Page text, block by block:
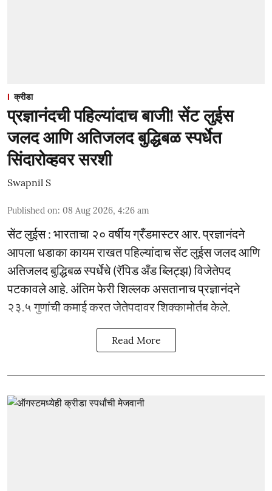
क्रीडा
प्रज्ञानंदची पहिल्यांदाच बाजी! सेंट लुईस
जलद आणि अतिजलद बुद्धिबळ स्पर्धेत
सिंदारोव्हवर सरशी
Swapnil S
Published on: 08 Aug 2026, 4:26 am
सेंट लुईस : भारताचा २० वर्षीय ग्रँडमास्टर आर. प्रज्ञानंदने
आपला धडाका कायम राखत पहिल्यांदाच सेंट लुईस जलद आणि
अतिजलद बुद्धिबळ स्पर्धेचे (रॅपिड अँड ब्लिट्झ) विजेतेपद
पटकावले आहे. अंतिम फेरी शिल्लक असतानाच प्रज्ञानंदने
२३.५ गुणांची कमाई करत जेतेपदावर शिक्कामोर्तब केले.
Read More